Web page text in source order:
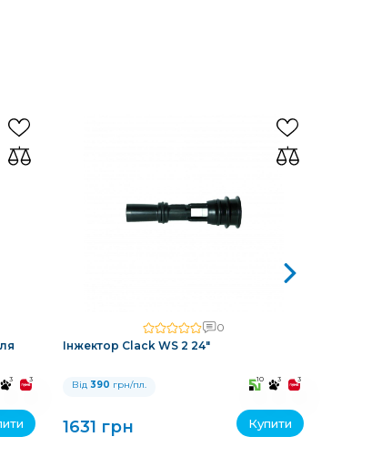
3 3
0
Інжектор Clack WS 2 24"
Від 390 грн/пл. 10 3 3
1631 грн Купити